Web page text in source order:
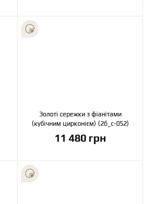
Золоті сережки з фіанітами
(кубічним цирконієм) (2б_с-052)
11 480 грн